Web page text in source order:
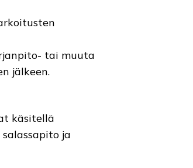
tai muuta
jälkeen.
käsitellä
ja